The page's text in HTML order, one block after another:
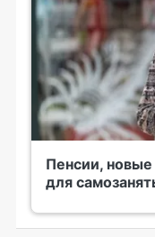
Пенсии,
для